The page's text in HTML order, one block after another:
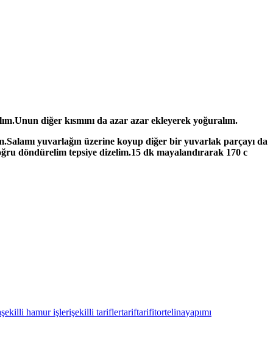
diğer kısmını da azar azar ekleyerek yoğuralım.
yuvarlağın üzerine koyup diğer bir yuvarlak parçayı da
döndürelim tepsiye dizelim.15 dk mayalandırarak 170 c
şekilli hamur işlerişekilli tariflertariftarifitortelinayapımı